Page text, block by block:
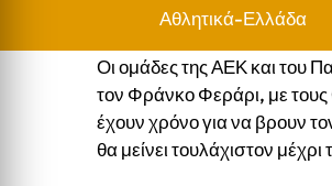
Αθλητικά-Ελλάδα
Οι μεταγραφές των
Οι ομάδες της ΑΕΚ και του
τον Φράνκο Φεράρι, με
έχουν χρόνο για να βρουν
θα μείνει τουλάχιστον